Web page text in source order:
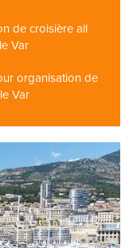
de croisière all
Var
organisation de
Var